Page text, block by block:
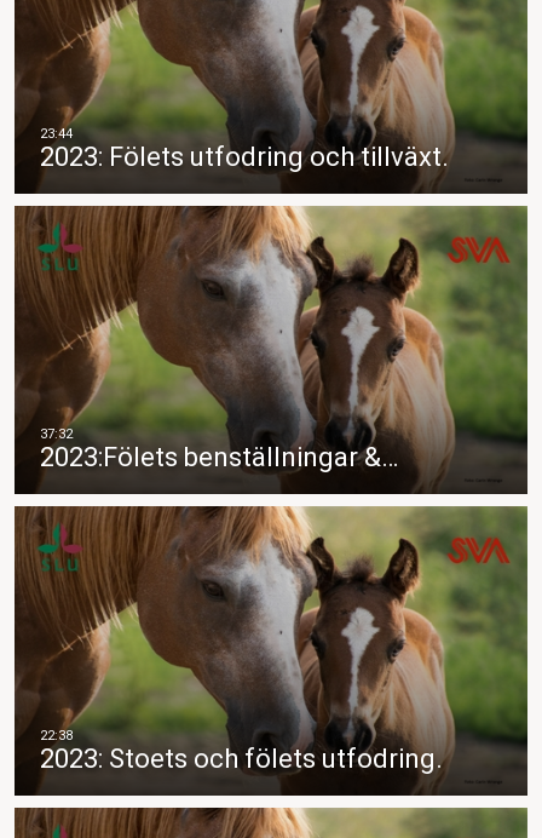
2023: Fölets utfodring och tillväxt.
2023:Fölets benställningar &…
2023: Stoets och fölets utfodring.